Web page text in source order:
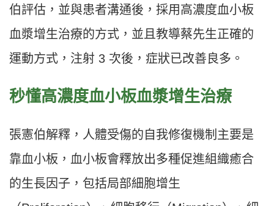
伯評估，並與患者溝通後，採用高濃度血小板
血漿增生治療的方式，並且教導蔡先生正確的
運動方式，注射 3 次後，症狀已改善良多。
秒懂高濃度血小板血漿增生治療
張憲伯解釋，人體受傷的自我修復機制主要是
靠血小板，血小板會釋放出多種促進組織癒合
的生長因子，包括局部細胞增生